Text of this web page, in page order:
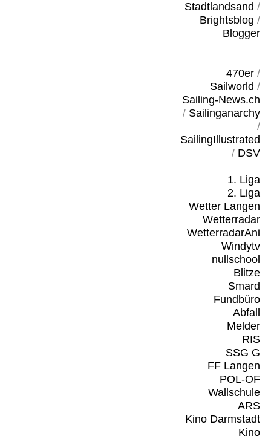
Stadtlandsand /
Brightsblog /
Blogger
470er/
Sailworld /
Sailing-News.ch
/ Sailinganarchy
/
SailingIllustrated
/ DSV
1. Liga
2. Liga
Wetter Langen
Wetterradar
WetterradarAni
Windytv
nullschool
Blitze
Smard
Fundbüro
Abfall
Melder
RIS
SSG G
FF Langen
POL-OF
Wallschule
ARS
Kino Darmstadt
Kino